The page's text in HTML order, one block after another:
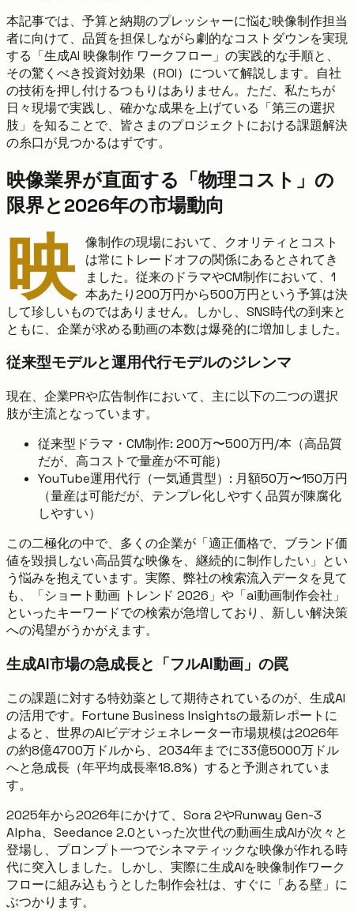
本記事では、予算と納期のプレッシャーに悩む映像制作担当
者に向けて、品質を担保しながら劇的なコストダウンを実現
する「生成AI 映像制作 ワークフロー」の実践的な手順と、
その驚くべき投資対効果（ROI）について解説します。自社
の技術を押し付けるつもりはありません。ただ、私たちが
日々現場で実践し、確かな成果を上げている「第三の選択
肢」を知ることで、皆さまのプロジェクトにおける課題解決
の糸口が見つかるはずです。
映像業界が直面する「物理コスト」の
限界と2026年の市場動向
映 像制作の現場において、クオリティとコスト
は常にトレードオフの関係にあるとされてき
ました。従来のドラマやCM制作において、1
本あたり200万円から500万円という予算は決
して珍しいものではありません。しかし、SNS時代の到来と
ともに、企業が求める動画の本数は爆発的に増加しました。
従来型モデルと運用代行モデルのジレンマ
現在、企業PRや広告制作において、主に以下の二つの選択
肢が主流となっています。
従来型ドラマ・CM制作: 200万〜500万円/本（高品質
だが、高コストで量産が不可能）
YouTube運用代行（一気通貫型）: 月額50万〜150万円
（量産は可能だが、テンプレ化しやすく品質が陳腐化
しやすい）
この二極化の中で、多くの企業が「適正価格で、ブランド価
値を毀損しない高品質な映像を、継続的に制作したい」とい
う悩みを抱えています。実際、弊社の検索流入データを見て
も、「ショート動画 トレンド 2026」や「ai動画制作会社」
といったキーワードでの検索が急増しており、新しい解決策
への渇望がうかがえます。
生成AI市場の急成長と「フルAI動画」の罠
この課題に対する特効薬として期待されているのが、生成AI
の活用です。Fortune Business Insightsの最新レポートに
よると、世界のAIビデオジェネレーター市場規模は2026年
の約8億4700万ドルから、2034年までに33億5000万ドル
へと急成長（年平均成長率18.8%）すると予測されていま
す。
2025年から2026年にかけて、Sora 2やRunway Gen-3
Alpha、Seedance 2.0といった次世代の動画生成AIが次々と
登場し、プロンプト一つでシネマティックな映像が作れる時
代に突入しました。しかし、実際に生成AIを映像制作ワーク
フローに組み込もうとした制作会社は、すぐに「ある壁」に
ぶつかります。